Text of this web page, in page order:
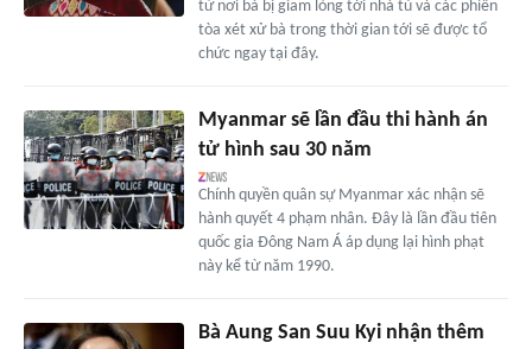
từ nơi bà bị giam lỏng tới nhà tù và các phiên
tòa xét xử bà trong thời gian tới sẽ được tổ
chức ngay tại đây.
Myanmar sẽ lần đầu thi hành án
tử hình sau 30 năm
Chính quyền quân sự Myanmar xác nhận sẽ
hành quyết 4 phạm nhân. Đây là lần đầu tiên
quốc gia Đông Nam Á áp dụng lại hình phạt
này kể từ năm 1990.
Bà Aung San Suu Kyi nhận thêm